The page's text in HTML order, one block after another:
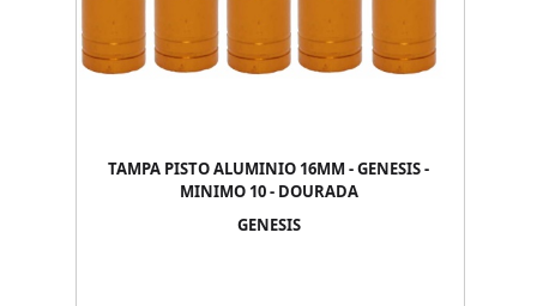
TAMPA PISTO ALUMINIO 16MM - GENESIS -
MINIMO 10 - DOURADA
GENESIS